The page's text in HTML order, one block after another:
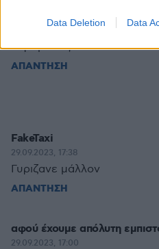
Data Deletion Data
ΗΠΑ ειναι πλεον νομος.
Τωρα δεν ξερουμε ποιος
παραμυθας
ΑΠΑΝΤΗΣΗ
FakeTaxi
29.09.2023, 17:38
Γυριζανε μάλλον
ΑΠΑΝΤΗΣΗ
αφού έχουμε απόλυτη
29.09.2023, 17:00